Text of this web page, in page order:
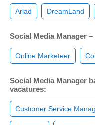
Ariad DreamLand
Social Media Manager
Online Marketeer
Social Media Manager
vacatures:
Customer Service